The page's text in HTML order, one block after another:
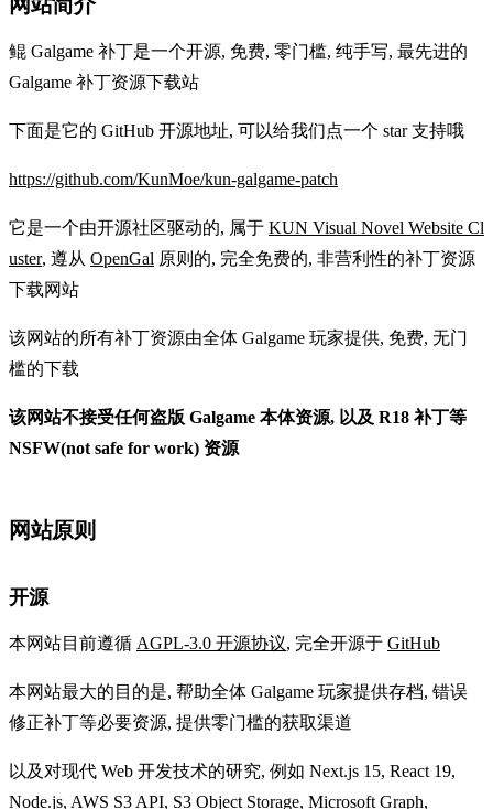
鲲 Galgame 补丁是一个开源, 免费, 零门槛, 纯手写, 最先进的
Galgame 补丁资源下载站
下面是它的 GitHub 开源地址, 可以给我们点一个 star 支持哦
https://github.com/KunMoe/kun-galgame-patch
它是一个由开源社区驱动的, 属于 KUN Visual Novel Website Cl
uster, 遵从 OpenGal 原则的, 完全免费的, 非营利性的补丁资源
下载网站
该网站的所有补丁资源由全体 Galgame 玩家提供, 免费, 无门
槛的下载
该网站不接受任何盗版 Galgame 本体资源, 以及 R18 补丁等
NSFW(not safe for work) 资源
网站原则
开源
本网站目前遵循 AGPL-3.0 开源协议, 完全开源于 GitHub
本网站最大的目的是, 帮助全体 Galgame 玩家提供存档, 错误
修正补丁等必要资源, 提供零门槛的获取渠道
以及对现代 Web 开发技术的研究, 例如 Next.js 15, React 19,
Node.js, AWS S3 API, S3 Object Storage, Microsoft Graph,